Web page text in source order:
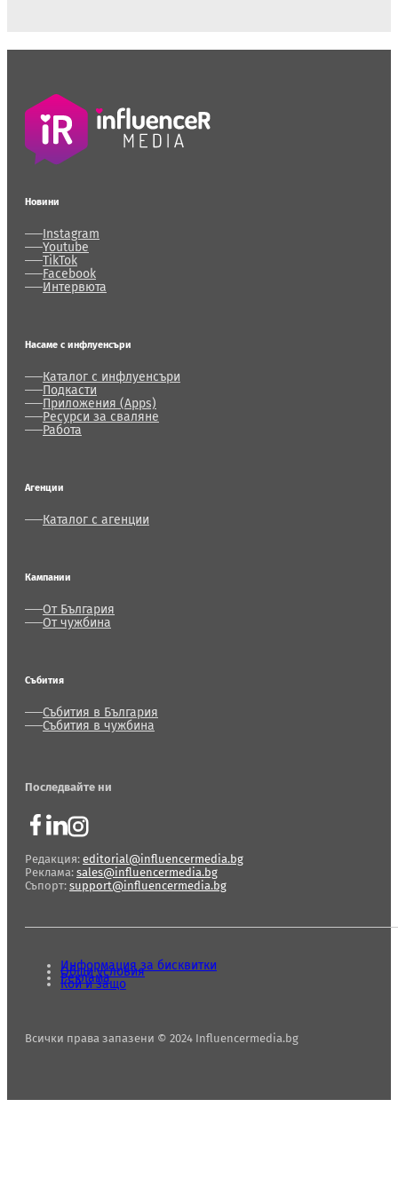
Новини
Instagram
Youtube
TikTok
Facebook
Интервюта
Насаме с инфлуенсъри
Каталог с инфлуенсъри
Подкасти
Приложения (Apps)
Ресурси за сваляне
Работа
Агенции
Каталог с агенции
Кампании
От България
От чужбина
Събития
Събития в България
Събития в чужбина
Последвайте ни
Редакция: editorial@influencermedia.bg
Реклама: sales@influencermedia.bg
Съпорт: support@influencermedia.bg
Всички права запазени © 2024 Influencermedia.bg
Информация за бисквитки
Общи условия
Реклама
Кой и защо